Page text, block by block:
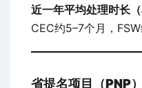
近一年平均处理时长
CEC约5–7个月，
省提名项目（PNP）